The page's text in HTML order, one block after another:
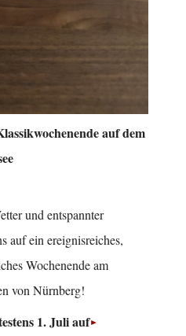
auf dem
und entspannter
auf ein ereignisreiches,
Wochenende am
von Nürnberg!
1. Juli auf